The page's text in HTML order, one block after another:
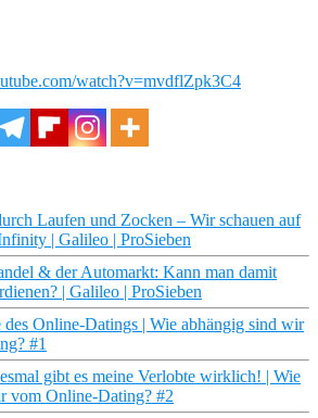
watch?v=mvdflZpk3C4
Laufen und Zocken – Wir schauen auf
| Galileo | ProSieben
& der Automarkt: Kann man damit
| Galileo | ProSieben
des Online-Datings | Wie abhängig sind wir
#1
gibt es meine Verlobte wirklich! | Wie
vom Online-Dating? #2